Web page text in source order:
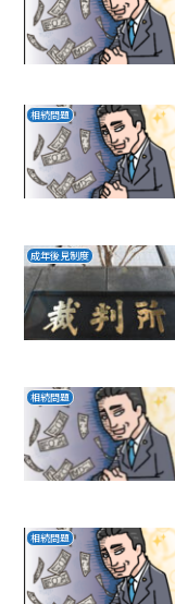
相続問題
成年後見制度
相続問題
相続問題